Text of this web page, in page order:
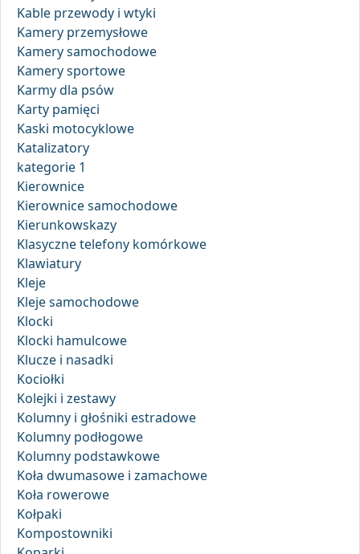
Kable przewody i wtyki
Kamery przemysłowe
Kamery samochodowe
Kamery sportowe
Karmy dla psów
Karty pamięci
Kaski motocyklowe
Katalizatory
kategorie 1
Kierownice
Kierownice samochodowe
Kierunkowskazy
Klasyczne telefony komórkowe
Klawiatury
Kleje
Kleje samochodowe
Klocki
Klocki hamulcowe
Klucze i nasadki
Kociołki
Kolejki i zestawy
Kolumny i głośniki estradowe
Kolumny podłogowe
Kolumny podstawkowe
Koła dwumasowe i zamachowe
Koła rowerowe
Kołpaki
Kompostowniki